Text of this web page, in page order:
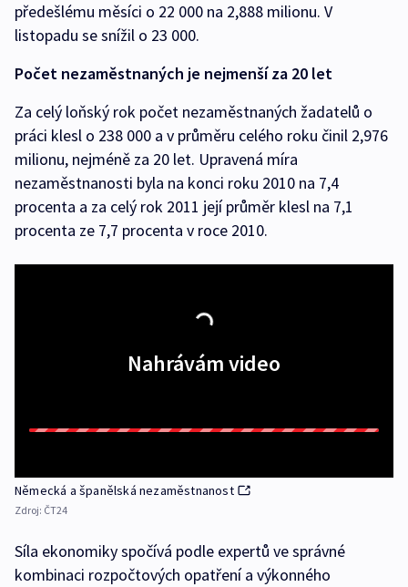
předešlému měsíci o 22 000 na 2,888 milionu. V
listopadu se snížil o 23 000.
Počet nezaměstnaných je nejmenší za 20 let
Za celý loňský rok počet nezaměstnaných žadatelů o
práci klesl o 238 000 a v průměru celého roku činil 2,976
milionu, nejméně za 20 let. Upravená míra
nezaměstnanosti byla na konci roku 2010 na 7,4
procenta a za celý rok 2011 její průměr klesl na 7,1
procenta ze 7,7 procenta v roce 2010.
Nahrávám video
Německá a španělská nezaměstnanost
Zdroj: ČT24
Síla ekonomiky spočívá podle expertů ve správné
kombinaci rozpočtových opatření a výkonného